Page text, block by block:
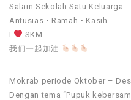
Salam Sekolah Satu Keluarga
Antusias • Ramah • Kasih
I
SKM
我们一起加油
Mokrab periode Oktober –
Dengan tema “Pupuk